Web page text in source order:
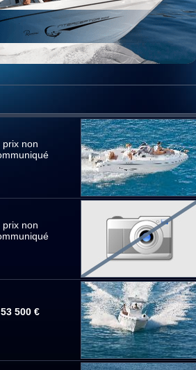
prix non
prix non
53 500 €